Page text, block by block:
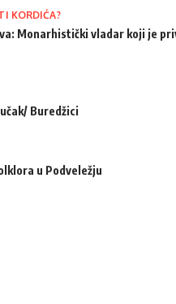
KORDIĆA?
Monarhistički vladar koji je
Buredžici
u Podveležju